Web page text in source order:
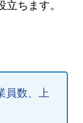
ちます。
員数、上